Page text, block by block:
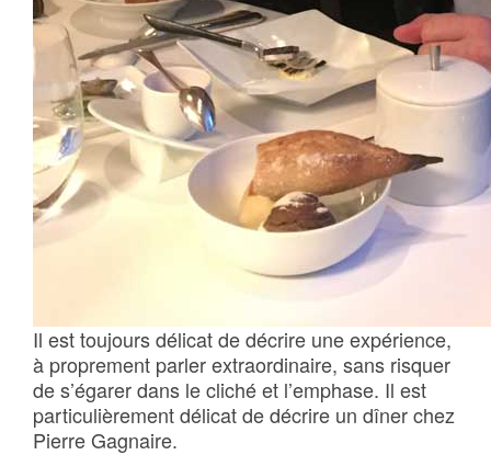
Il est toujours délicat de décrire une expérience,
à proprement parler extraordinaire, sans risquer
de s’égarer dans le cliché et l’emphase. Il est
particulièrement délicat de décrire un dîner chez
Pierre Gagnaire.